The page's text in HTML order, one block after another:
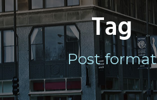
Tag
Post format